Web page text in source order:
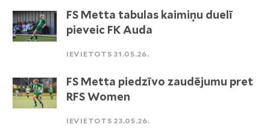
FS Metta tabulas kaimiņu duelī
pieveic FK Auda
IEVIETOTS 31.05.26.
FS Metta piedzīvo zaudējumu pret
RFS Women
IEVIETOTS 23.05.26.